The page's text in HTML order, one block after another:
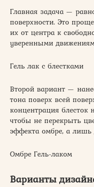
Главная задача —
поверхности. Это
их от центра к
уверенными
Гель лак с блестками
Второй вариант —
тона поверх всей
концентрация блесток
чтобы не перекрыть
эффекта омбре, а
Омбре Гель-лаком
Варианты